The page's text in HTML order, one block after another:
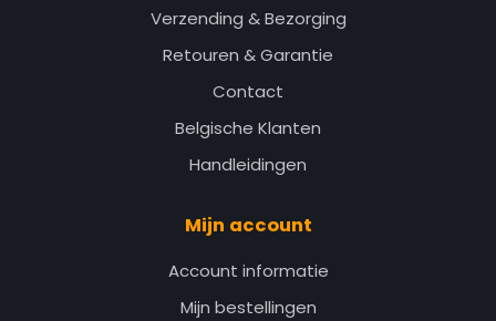
Verzending & Bezorging
Retouren & Garantie
Contact
Belgische Klanten
Handleidingen
Mijn account
Account informatie
Mijn bestellingen